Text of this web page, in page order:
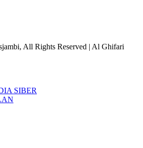
All Rights Reserved | Al Ghifari
SIBER